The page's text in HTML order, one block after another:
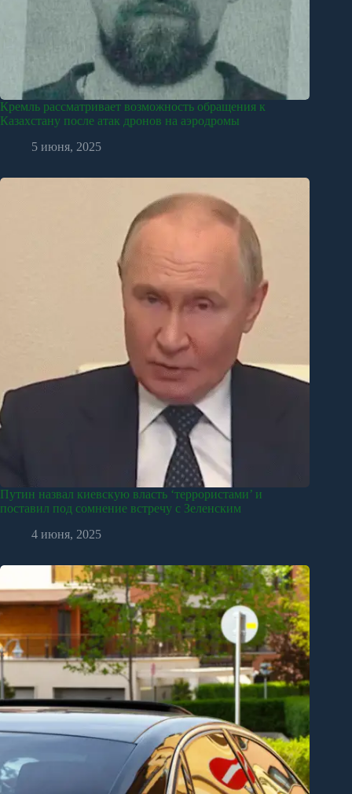
Кремль рассматривает возможность обращения к
Казахстану после атак дронов на аэродромы
5 июня, 2025
Путин назвал киевскую власть ‘террористами’ и
поставил под сомнение встречу с Зеленским
4 июня, 2025